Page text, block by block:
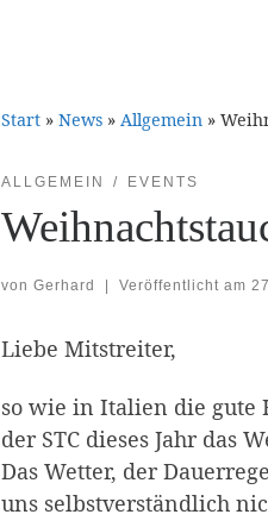
Start » News » Allgemein »
ALLGEMEIN EVENTS
von Gerhard | Veröffentlicht am
Liebe Mitstreiter,
so wie in Italien die gute
der STC dieses Jahr das
Das Wetter, der
uns selbstverständlich